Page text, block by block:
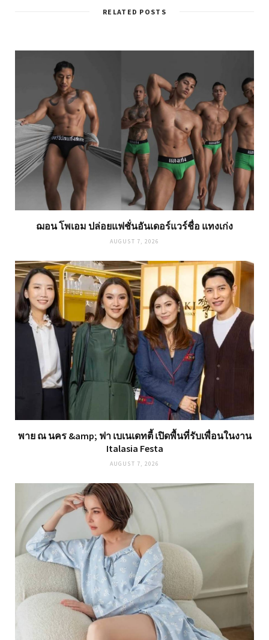
RELATED POSTS
ฌอน โพเอม ปล่อยแฟชั่นอันเดอร์แวร์ชื่อ แทงเก่ง
AUGUST 7, 2026
พาย ณ นคร &amp; ฟา เบเนเดทตี้ เปิดพื้นที่รับเพื่อนในงาน
Italasia Festa
AUGUST 7, 2026